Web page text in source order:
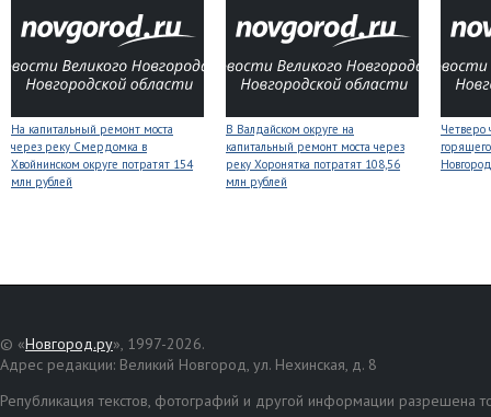
На капитальный ремонт моста
через реку Смердомка в
Хвойнинском округе потратят 154
млн рублей
В Валдайском округе на
капитальный ремонт моста через
реку Хоронятка потратят 108,56
млн рублей
Четверо
© «Новгород.ру», 1997-2026.
Адрес редакции: Великий Новгород, ул. Нехинская, д. 8
Републикация текстов, фотографий и другой информации разрешена